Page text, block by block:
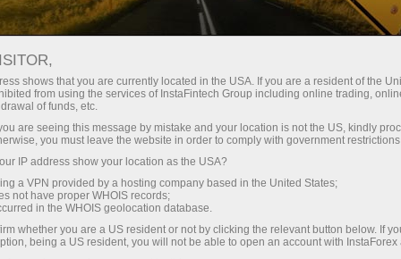
ट्रेडर्स के लिए फॉरेक्स विश्लेषण इकनोमिक कैलेंडर
Economic Calendar
Schedule of key economic indicators, events, and
news. Shows the time of publications, the
importance of the news, and its ability to influence
currency rates
Receive notifications about upcoming events
shows that you are currently located in the USA. If you are a resident of the
from using the services of InstaFintech Group including online trading,
of funds, etc.
are seeing this message by mistake and your location is not the US, kindly
you must leave the website in order to comply with government
IP address show your location as the USA?
a VPN provided by a hosting company based in the United States;
not have proper WHOIS records;
in the WHOIS geolocation database.
whether you are a US resident or not by clicking the relevant button below. If
being a US resident, you will not be able to open an account with InstaForex